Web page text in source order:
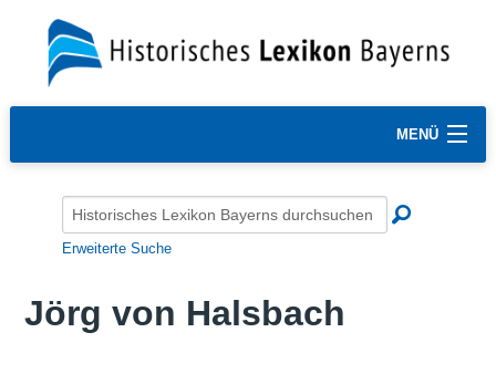
MENÜ
Erweiterte Suche
Jörg von Halsbach